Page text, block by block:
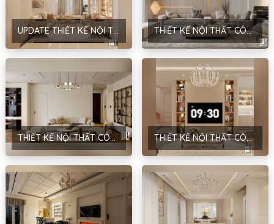
UPDATE THIẾT KẾ NỘI THẤT CÔNG TRÌNH NHÀ Ở DÂN DỤNG – ANH HÙNG – CẦU GIẤY – HÀ NỘI THIẾT KẾ NỘI THẤT CÔNG TRÌNH NHÀ Ở DÂN DỤNG – PHONG CÁCH HIỆN ĐẠI – ANH ĐỨC – HÀ NỘI
THIẾT KẾ NỘI THẤT CÔNG TRÌNH NHÀ Ở DÂN DỤNG – PHONG CÁCH HIỆN ĐẠI – D’EL DORADO TÂY HỒ – HÀ NỘI THIẾT KẾ NỘI THẤT CÔNG TRÌNH NHÀ Ở DÂN DỤNG – PHONG CÁCH NEOCLASSIC – ANH HÙNG – HÀ NỘI